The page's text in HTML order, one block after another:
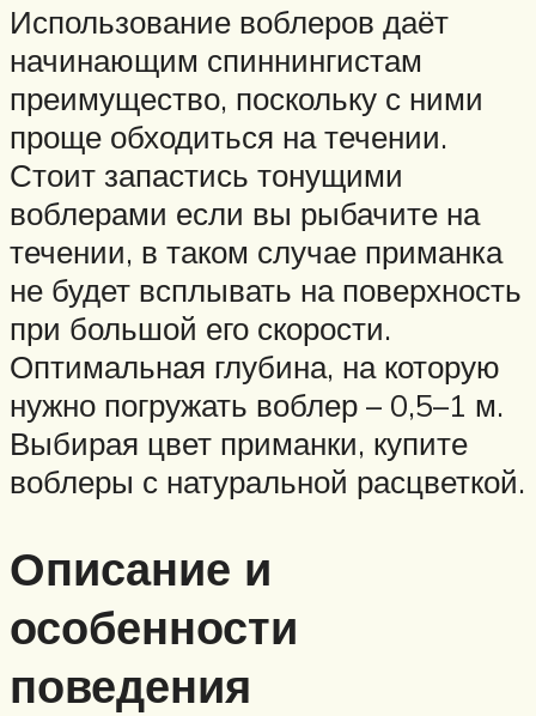
Использование воблеров даёт
начинающим спиннингистам
преимущество, поскольку с ними
проще обходиться на течении.
Стоит запастись тонущими
воблерами если вы рыбачите на
течении, в таком случае приманка
не будет всплывать на поверхность
при большой его скорости.
Оптимальная глубина, на которую
нужно погружать воблер – 0,5–1 м.
Выбирая цвет приманки, купите
воблеры с натуральной расцветкой.
Описание и
особенности
поведения